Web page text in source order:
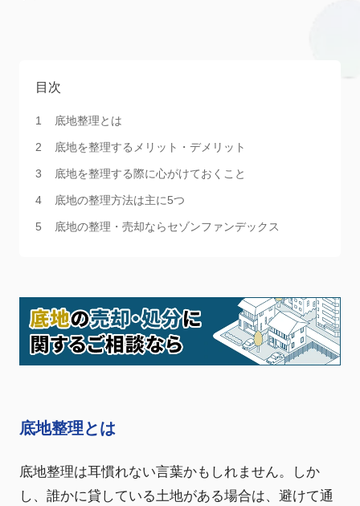
目次
底地整理とは
底地を整理するメリット・デメリット
底地を整理する際に心がけておくこと
底地の整理方法は主に5つ
底地の整理・売却ならセゾンファンデックス
底地整理とは
底地整理は耳慣れない言葉かもしれません。しか
し、誰かに貸している土地がある場合は、避けて通